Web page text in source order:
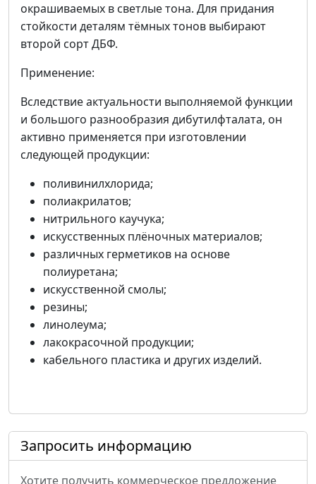
окрашиваемых в светлые тона. Для придания
стойкости деталям тёмных тонов выбирают
второй сорт ДБФ.
Применение:
Вследствие актуальности выполняемой функции
и большого разнообразия дибутилфталата, он
активно применяется при изготовлении
следующей продукции:
поливинилхлорида;
полиакрилатов;
нитрильного каучука;
искусственных плёночных материалов;
различных герметиков на основе
полиуретана;
искусственной смолы;
резины;
линолеума;
лакокрасочной продукции;
кабельного пластика и других изделий.
Запросить информацию
Хотите получить коммерческое предложение